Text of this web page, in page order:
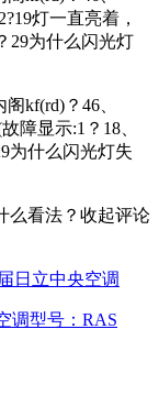
灯一直亮着，
29为什么闪光灯
kf(rd)？46、
障显示:1？18、
为什么闪光灯失
么看法？收起评论
日立中央空调
调型号：RAS